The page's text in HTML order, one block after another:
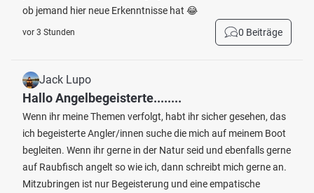
ob jemand hier neue Erkenntnisse hat 😂
vor 3 Stunden 0 Beiträge
Jack Lupo
Hallo Angelbegeisterte........
Wenn ihr meine Themen verfolgt, habt ihr sicher gesehen, das
ich begeisterte Angler/innen suche die mich auf meinem Boot
begleiten. Wenn ihr gerne in der Natur seid und ebenfalls gerne
auf Raubfisch angelt so wie ich, dann schreibt mich gerne an.
Mitzubringen ist nur Begeisterung und eine empatische